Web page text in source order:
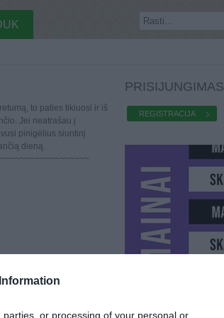
or processing of your personal or
to paties tikiuosi ir iš
Jei neatrašau į
pinigėlius siuntinį
dieną.
PRISIJUNGIMAS
REGISTRACIJA